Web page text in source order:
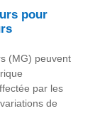
pour
(MG) peuvent
par les
de